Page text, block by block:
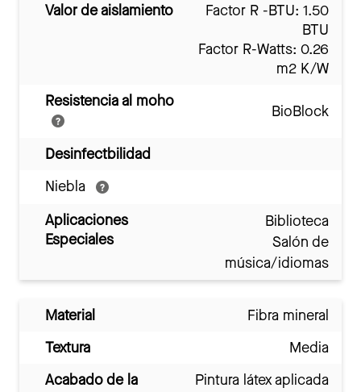
Valor de aislamiento
Factor R -BTU: 1.50
BTU
Factor R-Watts: 0.26
m2 K/W
Resistencia al moho
BioBlock
Desinfectbilidad
Niebla
Aplicaciones
Especiales
Biblioteca
Salón de
música/idiomas
Material
Fibra mineral
Textura
Media
Acabado de la
Pintura látex aplicada